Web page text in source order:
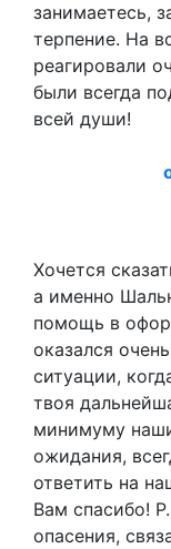
занимаетесь,
терпение. На
реагировали
были всегда
всей души!
Хочется
а именно
помощь в
оказался
ситуации,
твоя
минимуму
ожидания,
ответить на
Вам спасибо!
опасения,